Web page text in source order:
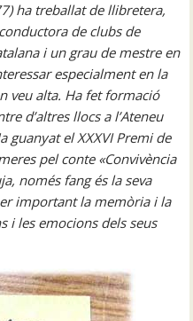
ha treballat de llibretera,
de clubs de
i un grau de mestre en
especialment en la
veu alta. Ha fet formació
d’altres llocs a l’Ateneu
guanyat el XXXVI Premi de
pel conte «Convivència
només fang és la seva
important la memòria i la
i les emocions dels seus